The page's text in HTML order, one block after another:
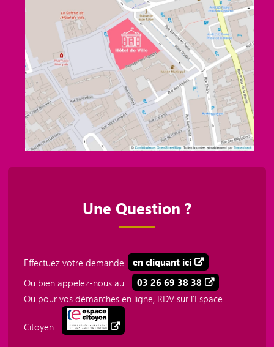
Une Question ?
Effectuez votre demande
en cliquant ici
Ou bien appelez-nous au :
03 26 69 38 38
Ou pour vos démarches en ligne, RDV sur l'Espace
Citoyen :